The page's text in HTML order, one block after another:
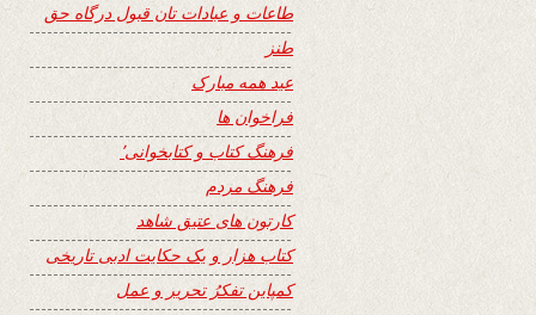
طاعات و عبادات تان قبول درگاه حق
طنز
عید همه مبارک
فراخوان ها
فرهنگ کتاب و کتابخوانی٬
فرهنگ مردم
کارتون های عتیق شاهد
کتاب هزار و یک حکایت ادبی تاریخی
کمپاین تفکرُ تحریر و عمل